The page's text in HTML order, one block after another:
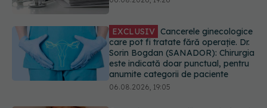
06.08.2026, 19:05
Greșeala pe care milioane de femei
o fac când își cumpără sutien. Un
medic explică metoda corectă
06.08.2026, 18:08
EXCLUSIV De ce unele paciente
URMĂREȘTE-NE ȘI PE: